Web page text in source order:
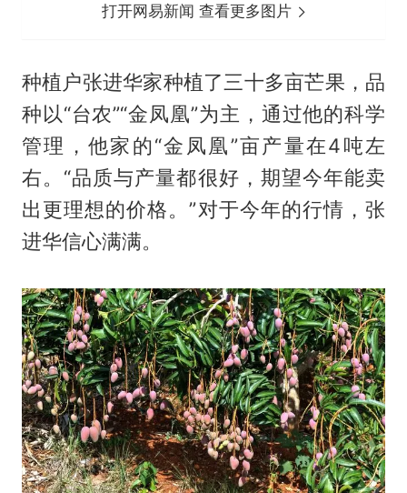
打开网易新闻 查看更多图片
种植户张进华家种植了三十多亩芒果，品
种以“台农”“金凤凰”为主，通过他的科学
管理，他家的“金凤凰”亩产量在4吨左
右。“品质与产量都很好，期望今年能卖
出更理想的价格。”对于今年的行情，张
进华信心满满。